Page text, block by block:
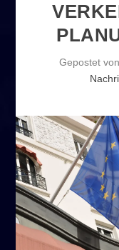
Gepostet von